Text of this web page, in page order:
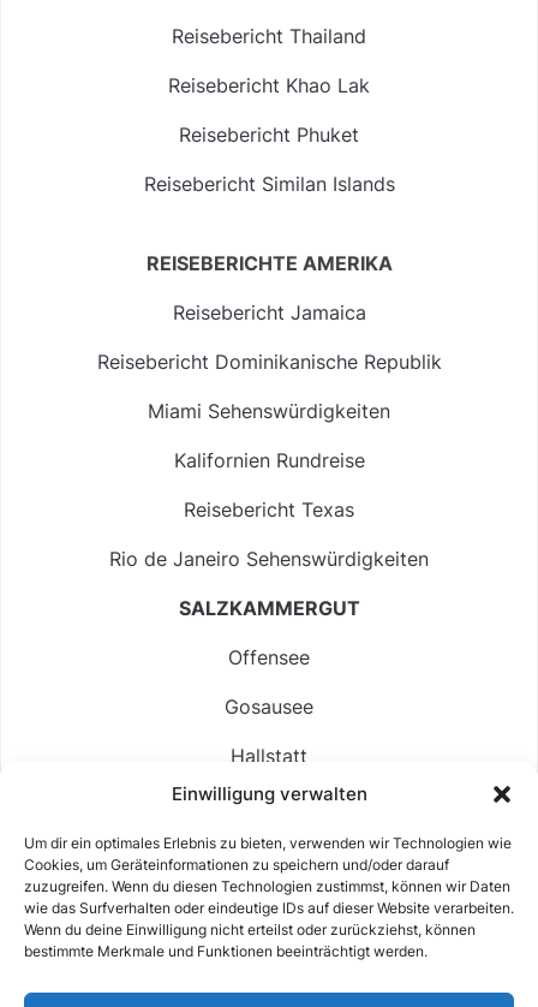
Einwilligung verwalten
Um dir ein optimales Erlebnis zu bieten, verwenden wir Technologien wie
Cookies, um Geräteinformationen zu speichern und/oder darauf
zuzugreifen. Wenn du diesen Technologien zustimmst, können wir Daten
wie das Surfverhalten oder eindeutige IDs auf dieser Website verarbeiten.
Wenn du deine Einwilligung nicht erteilst oder zurückziehst, können
bestimmte Merkmale und Funktionen beeinträchtigt werden.
Reisebericht Thailand
Reisebericht Khao Lak
Reisebericht Phuket
Reisebericht Similan Islands
REISEBERICHTE AMERIKA
Reisebericht Jamaica
Reisebericht Dominikanische Republik
Miami Sehenswürdigkeiten
Kalifornien Rundreise
Reisebericht Texas
Rio de Janeiro Sehenswürdigkeiten
SALZKAMMERGUT
Offensee
Gosausee
Hallstatt
Langbathsee
Altausseer See
Hintersee